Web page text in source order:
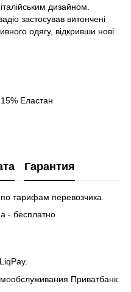
дизайном.
застосував витончені
одягу, відкривши нові
Еластан
Гарантия
тарифам перевозчика
- бесплатно
Приватбанк.